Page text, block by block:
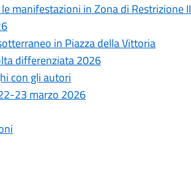
manifestazioni in Zona di Restrizione II
in Piazza della Vittoria
differenziata 2026
con gli autori
23 marzo 2026